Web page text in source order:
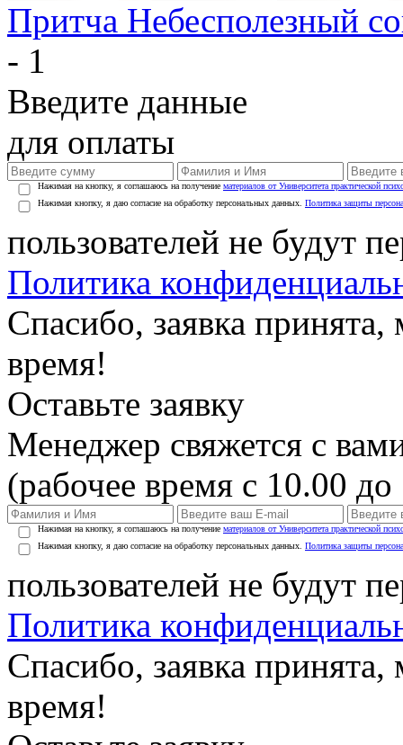
Притча Небесполезный
- 1
Введите данные
для оплаты
Нажимая на кнопку, я соглашаюсь на получение материалов от Университета практической
Нажимая кнопку, я даю согласие на обработку персональных данных. Политика защиты
пользователей не будут
Политика
Спасибо, заявка
время!
Оставьте заявку
Менеджер свяжется с
(рабочее время с 10.00
Нажимая на кнопку, я соглашаюсь на получение материалов от Университета практической
Нажимая кнопку, я даю согласие на обработку персональных данных. Политика защиты
пользователей не будут
Политика
Спасибо, заявка
время!